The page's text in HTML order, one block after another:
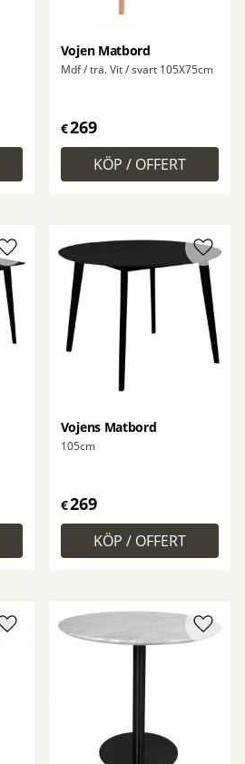
Vojen Matbord
Mdf / trä. Vit / svart 105X75cm
€269
Lägg till i favoriter
Vojens Matbord
105cm
€269
Lägg
Lägg till i favoriter Lägg